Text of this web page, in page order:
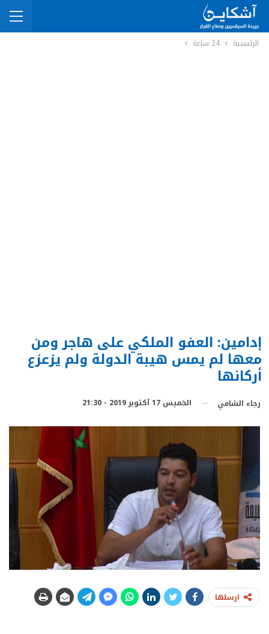
الرئيسية 24 ساعة
إدامين: العفو الملكي على هاجر ومن
معها لم يمس هيبة الدولة ولم يزعزع
أركانها
رجاء الشامي الخميس 17 أكتوبر 2019 - 21:30
ارسلها